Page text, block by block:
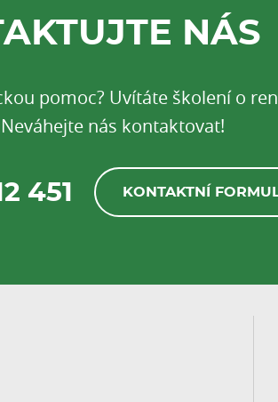
NÁS
pomoc? Uvítáte školení o
nás kontaktovat!
451 KONTAKTNÍ